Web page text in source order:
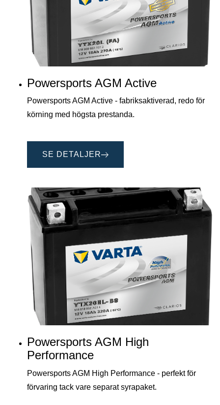
Powersports AGM Active
Powersports AGM Active - fabriksaktiverad, redo för
körning med högsta prestanda.
SE DETALJER
Powersports AGM High
Performance
Powersports AGM High Performance - perfekt för
förvaring tack vare separat syrapaket.